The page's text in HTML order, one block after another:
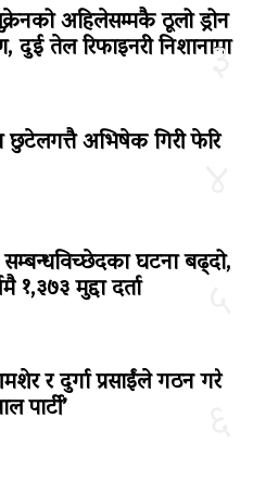
३
अहिलेसम्मकै ठूलो ड्रोन
तेल रिफाइनरी निशानामा
छुटेलगत्तै अभिषेक गिरी फेरि
सम्बन्धविच्छेदका घटना बढ्दो,
१,३७३ मुद्दा दर्ता
र दुर्गा प्रसाईंले गठन गरे
पार्टी’